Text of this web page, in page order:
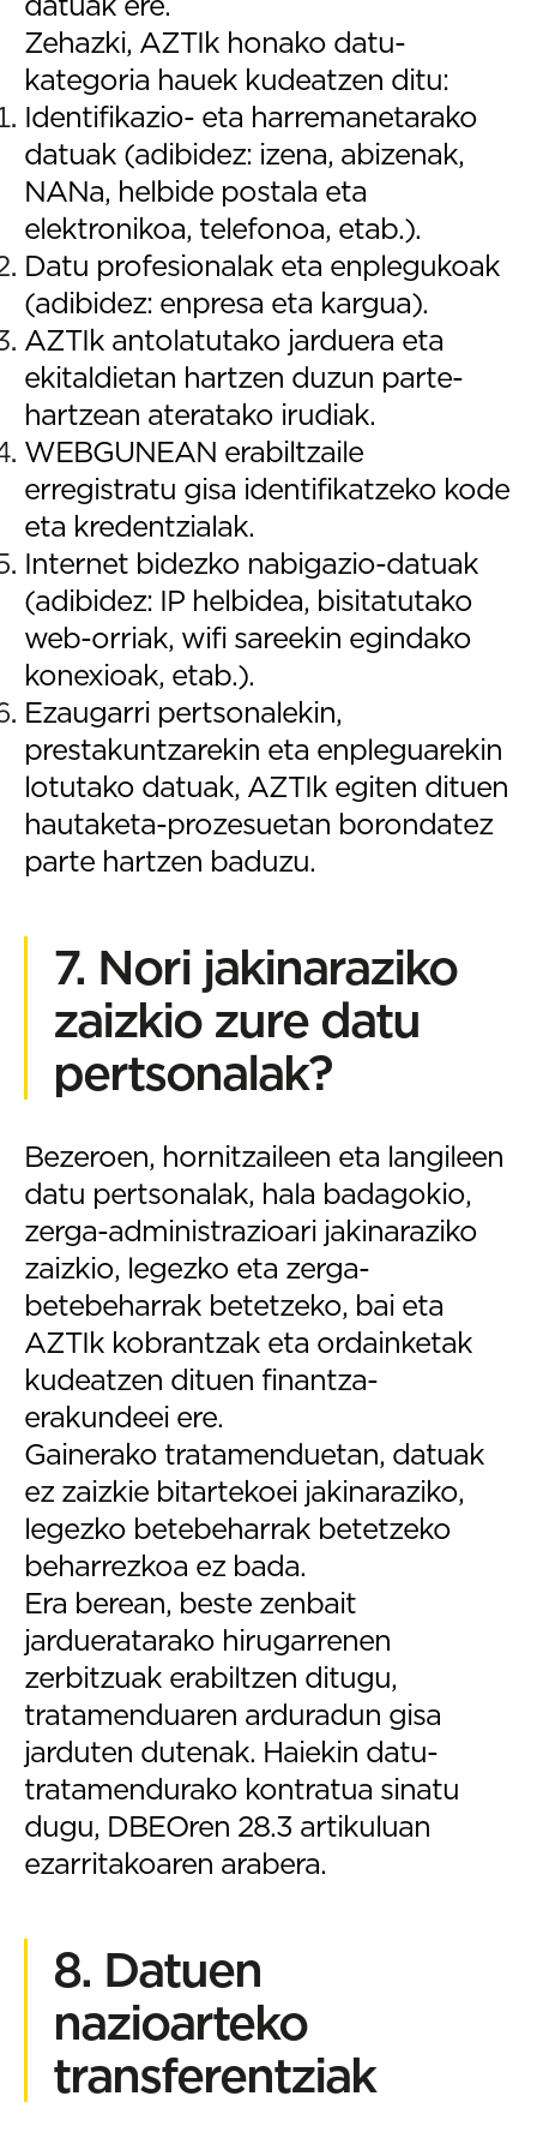
Zehazki, AZTIk honako datu-
kategoria hauek kudeatzen ditu:
Identifikazio- eta harremanetarako
datuak (adibidez: izena, abizenak,
NANa, helbide postala eta
elektronikoa, telefonoa, etab.).
Datu profesionalak eta enplegukoak
(adibidez: enpresa eta kargua).
AZTIk antolatutako jarduera eta
ekitaldietan hartzen duzun parte-
hartzean ateratako irudiak.
WEBGUNEAN erabiltzaile
erregistratu gisa identifikatzeko kode
eta kredentzialak.
Internet bidezko nabigazio-datuak
(adibidez: IP helbidea, bisitatutako
web-orriak, wifi sareekin egindako
konexioak, etab.).
Ezaugarri pertsonalekin,
prestakuntzarekin eta enpleguarekin
lotutako datuak, AZTIk egiten dituen
hautaketa-prozesuetan borondatez
parte hartzen baduzu.
7. Nori jakinaraziko
zaizkio zure datu
pertsonalak?
Bezeroen, hornitzaileen eta langileen
datu pertsonalak, hala badagokio,
zerga-administrazioari jakinaraziko
zaizkio, legezko eta zerga-
betebeharrak betetzeko, bai eta
AZTIk kobrantzak eta ordainketak
kudeatzen dituen finantza-
erakundeei ere.
Gainerako tratamenduetan, datuak
ez zaizkie bitartekoei jakinaraziko,
legezko betebeharrak betetzeko
beharrezkoa ez bada.
Era berean, beste zenbait
jardueratarako hirugarrenen
zerbitzuak erabiltzen ditugu,
tratamenduaren arduradun gisa
jarduten dutenak. Haiekin datu-
tratamendurako kontratua sinatu
dugu, DBEOren 28.3 artikuluan
ezarritakoaren arabera.
8. Datuen
nazioarteko
transferentziak